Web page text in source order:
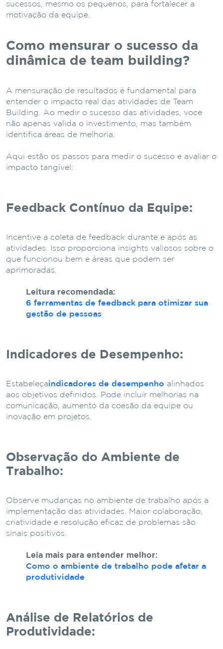
sucessos, mesmo os pequenos, para fortalecer a
motivação da equipe.
Como mensurar o sucesso da
dinâmica de team building?
A mensuração de resultados é fundamental para
entender o impacto real das atividades de Team
Building. Ao medir o sucesso das atividades, você
não apenas valida o investimento, mas também
identifica áreas de melhoria.
Aqui estão os passos para medir o sucesso e avaliar o
impacto tangível:
Feedback Contínuo da Equipe:
Incentive a coleta de feedback durante e após as
atividades. Isso proporciona insights valiosos sobre o
que funcionou bem e áreas que podem ser
aprimoradas.
Leitura recomendada:
6 ferramentas de feedback para otimizar sua
gestão de pessoas
Indicadores de Desempenho:
Estabeleçaindicadores de desempenho alinhados
aos objetivos definidos. Pode incluir melhorias na
comunicação, aumento da coesão da equipe ou
inovação em projetos.
Observação do Ambiente de
Trabalho:
Observe mudanças no ambiente de trabalho após a
implementação das atividades. Maior colaboração,
criatividade e resolução eficaz de problemas são
sinais positivos.
Leia mais para entender melhor:
Como o ambiente de trabalho pode afetar a
produtividade
Análise de Relatórios de
Produtividade: